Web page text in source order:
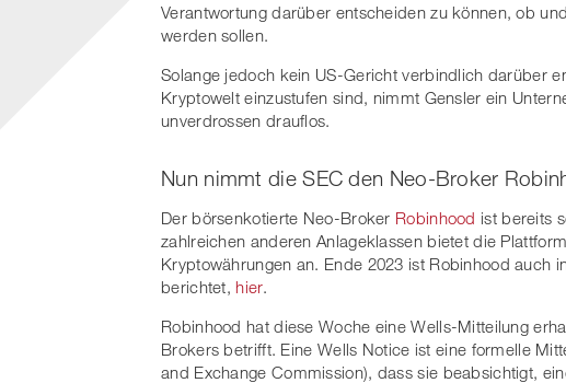
Verantwortung darüber entscheiden zu können, ob
werden sollen.
Solange jedoch kein US-Gericht verbindlich darüber
Kryptowelt einzustufen sind, nimmt Gensler ein
unverdrossen drauflos.
Nun nimmt die SEC den Neo-Broker
Der börsenkotierte Neo-Broker Robinhood ist bereits
zahlreichen anderen Anlageklassen bietet die
Kryptowährungen an. Ende 2023 ist Robinhood auch
berichtet,hier.
Robinhood hat diese Woche eine Wells-Mitteilung
Brokers betrifft. Eine Wells Notice ist eine formelle
and Exchange Commission), dass sie beabsichtigt,